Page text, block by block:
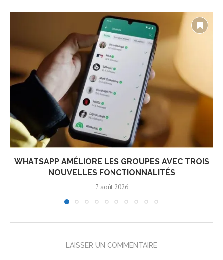
WHATSAPP AMÉLIORE LES GROUPES AVEC TROIS
NOUVELLES FONCTIONNALITÉS
7 août 2026
LAISSER UN COMMENTAIRE